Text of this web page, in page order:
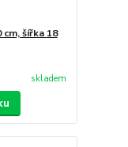
šířka 18
skladem